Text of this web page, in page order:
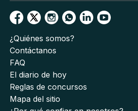
¿Quiénes somos?
Contáctanos
FAQ
El diario de hoy
Reglas de concursos
Mapa del sitio